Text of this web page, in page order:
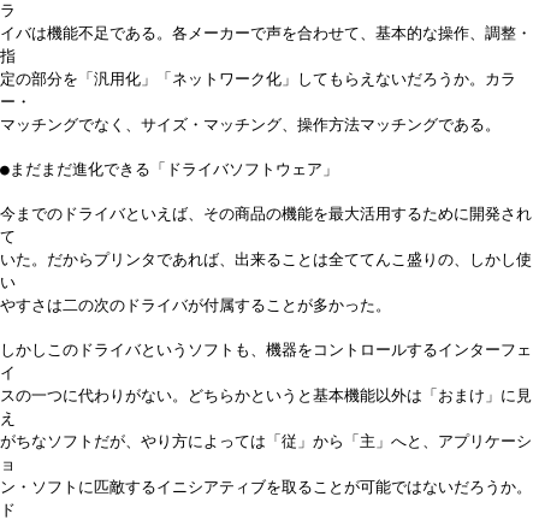
ラ
イバは機能不足である。各メーカーで声を合わせて、基本的な操作、調整・
指
定の部分を「汎用化」「ネットワーク化」してもらえないだろうか。カラ
ー・
マッチングでなく、サイズ・マッチング、操作方法マッチングである。
●まだまだ進化できる「ドライバソフトウェア」
今までのドライバといえば、その商品の機能を最大活用するために開発され
て
いた。だからプリンタであれば、出来ることは全ててんこ盛りの、しかし使
い
やすさは二の次のドライバが付属することが多かった。
しかしこのドライバというソフトも、機器をコントロールするインターフェ
イ
スの一つに代わりがない。どちらかというと基本機能以外は「おまけ」に見
え
がちなソフトだが、やり方によっては「従」から「主」へと、アプリケーシ
ョ
ン・ソフトに匹敵するイニシアティブを取ることが可能ではないだろうか。
ド